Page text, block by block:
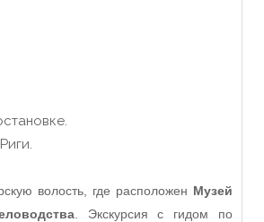
волость, где расположен Музей
. Экскурсия с гидом по